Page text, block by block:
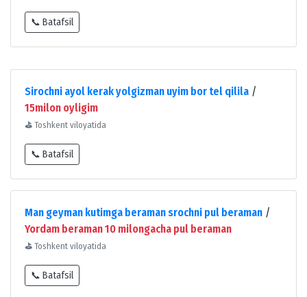
📞 Batafsil
Sirochni ayol kerak yolgizman uyim bor tel qilila /
15milon oyligim
⛳ Toshkent viloyatida
📞 Batafsil
Man geyman kutimga beraman srochni pul beraman /
Yordam beraman 10 milongacha pul beraman
⛳ Toshkent viloyatida
📞 Batafsil